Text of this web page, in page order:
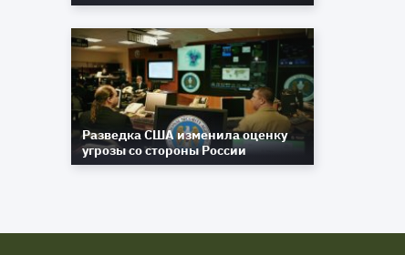
Разведка США изменила оценку
угрозы со стороны России